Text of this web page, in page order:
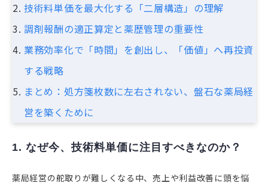
技術料単価を最大化する「二層構造」の理解
調剤報酬の適正算定と薬歴管理の重要性
業務効率化で「時間」を創出し、「価値」へ再投資
する戦略
まとめ：処方箋枚数に左右されない、盤石な薬局経
営を築くために
1. なぜ今、技術料単価に注目すべきなのか？
薬局経営の舵取りが難しくなる中、売上や利益改善に頭を悩